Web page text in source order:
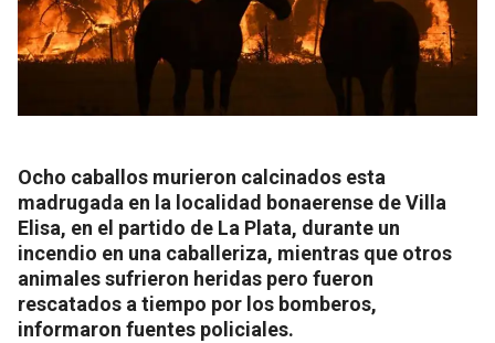
Ocho caballos murieron calcinados esta
madrugada en la localidad bonaerense de Villa
Elisa, en el partido de La Plata, durante un
incendio en una caballeriza, mientras que otros
animales sufrieron heridas pero fueron
rescatados a tiempo por los bomberos,
informaron fuentes policiales.